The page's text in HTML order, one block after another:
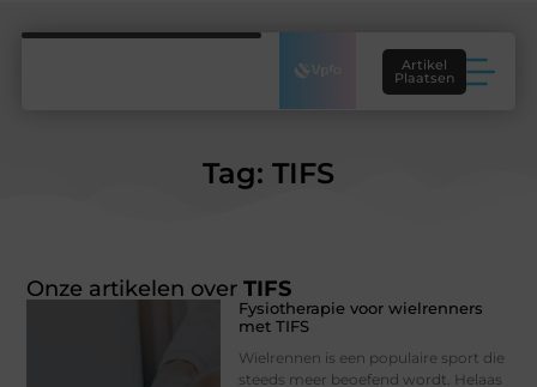
Artikel
Plaatsen
Tag: TIFS
Onze artikelen overTIFS
Fysiotherapie voor wielrenners
met TIFS
Wielrennen is een populaire sport die
steeds meer beoefend wordt. Helaas